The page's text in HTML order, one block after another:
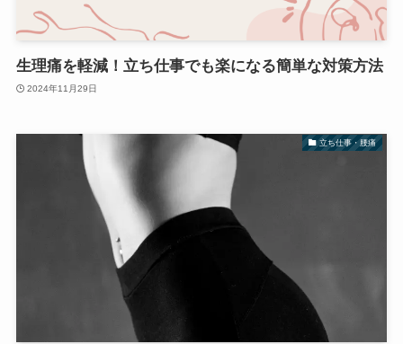
生理痛を軽減！立ち仕事でも楽になる簡単な対策方法
2024年11月29日
立ち仕事・腰痛